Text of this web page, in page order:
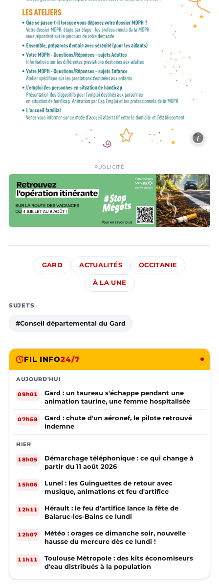
i
PUBLICITÉ
GARD ACTUALITÉS OCCITANIE
À LA UNE
SUJETS
#Conseil départemental du Gard
FIL INFO24/7
AUJOURD'HUI
09h01
Gard : un taureau s'échappe pendant une
animation taurine, une femme hospitalisée
07h59
Gard : chute d'un aéronef, le pilote retrouvé
indemne
HIER
18h05
Démarchage téléphonique : ce qui change à
partir du 11 août 2026
15h06
Lunel : les Guinguettes de retour avec
musique, animations et feu d'artifice
12h11
Hérault : le feu d'artifice lance la fête de
Balaruc-les-Bains ce lundi
12h07
Météo : orages ce dimanche soir, nouvelle
hausse du mercure dès ce lundi !
11h11
Toulouse Métropole : des kits économiseurs
d'eau distribués à la population